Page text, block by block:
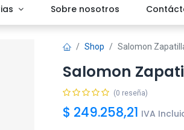
Sobre nosotros
Shop Salomon
Salomon
(0 reseña)
$ 249.258,21 IVA